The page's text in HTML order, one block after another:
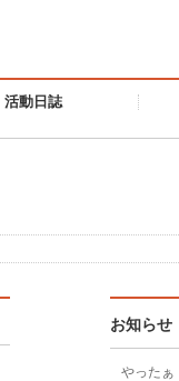
活動日誌
お知らせ
やったぁ